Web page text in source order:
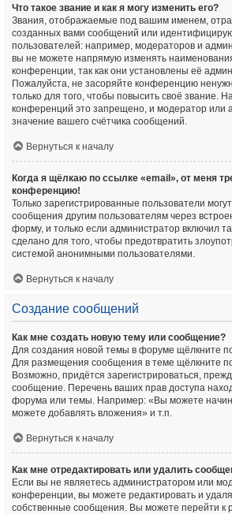
Что такое звание и как я могу изменить его?
Звания, отображаемые под вашим именем,
созданных вами сообщений или
пользователей: например, модераторов и
вы не можете напрямую изменять
конференции, так как они установлены её
Пожалуйста, не засоряйте конференцию
только для того, чтобы повысить своё звание.
конференций это запрещено, и модератор или
значение вашего счётчика сообщений.
Вернуться к началу
Когда я щёлкаю по ссылке «email», от меня
конференцию!
Только зарегистрированные пользователи
сообщения другим пользователям через
форму, и только если администратор включил
сделано для того, чтобы предотвратить
системой анонимными пользователями.
Вернуться к началу
Создание сообщений
Как мне создать новую тему или сообщение?
Для создания новой темы в форуме щёлкните
Для размещения сообщения в теме щёлкните
Возможно, придётся зарегистрироваться,
сообщение. Перечень ваших прав доступа
форума или темы. Например: «Вы можете
можете добавлять вложения» и т.п.
Вернуться к началу
Как мне отредактировать или удалить
Если вы не являетесь администратором или
конференции, вы можете редактировать и
собственные сообщения. Вы можете перейти к